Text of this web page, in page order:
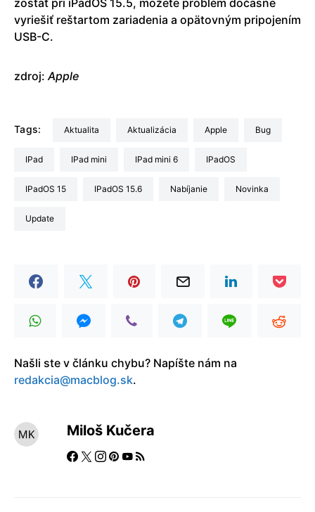
vyriešiť reštartom zariadenia a opätovným pripojením
USB-C.
zdroj: Apple
Tags: aktualita aktualizácia Apple Bug
iPad iPad mini iPad mini 6 iPadOS
iPadOS 15 iPadOS 15.6 nabíjanie Novinka
update
Našli ste v článku chybu? Napíšte nám na
redakcia@macblog.sk.
Miloš Kučera